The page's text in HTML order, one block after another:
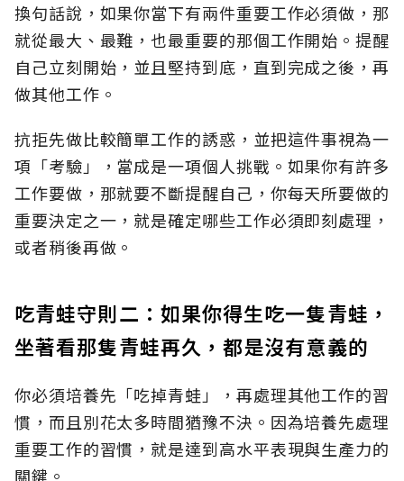
換句話說，如果你當下有兩件重要工作必須做，那
就從最大、最難，也最重要的那個工作開始。提醒
自己立刻開始，並且堅持到底，直到完成之後，再
做其他工作。
抗拒先做比較簡單工作的誘惑，並把這件事視為一
項「考驗」，當成是一項個人挑戰。如果你有許多
工作要做，那就要不斷提醒自己，你每天所要做的
重要決定之一，就是確定哪些工作必須即刻處理，
或者稍後再做。
吃青蛙守則二：如果你得生吃一隻青蛙，
坐著看那隻青蛙再久，都是沒有意義的
你必須培養先「吃掉青蛙」，再處理其他工作的習
慣，而且別花太多時間猶豫不決。因為培養先處理
重要工作的習慣，就是達到高水平表現與生產力的
關鍵。